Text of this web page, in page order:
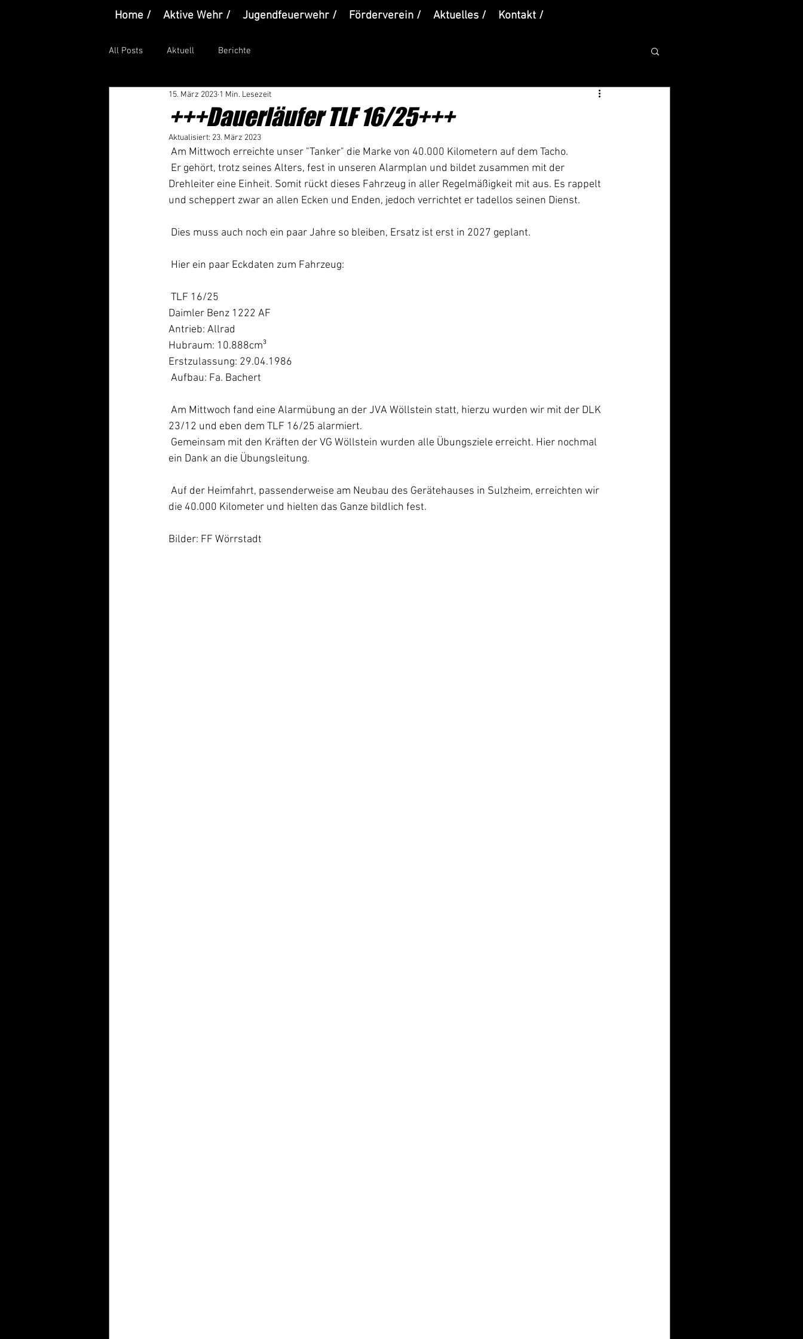
Home / Aktive Wehr / Jugendfeuerwehr / Förderverein / Aktuelles / Kontakt /
All Posts Aktuell Berichte
+++Dauerläufer TLF 16/25+++
15. März 2023 1 Min. Lesezeit
Aktualisiert: 23. März 2023
Am Mittwoch erreichte unser "Tanker" die Marke von 40.000 Kilometern auf dem Tacho.
Drehleiter eine Einheit. Somit rückt dieses Fahrzeug in aller Regelmäßigkeit mit aus. Es rappelt
und scheppert zwar an allen Ecken und Enden, jedoch verrichtet er tadellos seinen Dienst.
Dies muss auch noch ein paar Jahre so bleiben, Ersatz ist erst in 2027 geplant.
Hier ein paar Eckdaten zum Fahrzeug:
TLF 16/25
Daimler Benz 1222 AF
Antrieb: Allrad
Hubraum: 10.888cm³
Erstzulassung: 29.04.1986
Aufbau: Fa. Bachert
23/12 und eben dem TLF 16/25 alarmiert.
ein Dank an die Übungsleitung.
die 40.000 Kilometer und hielten das Ganze bildlich fest.
Bilder: FF Wörrstadt